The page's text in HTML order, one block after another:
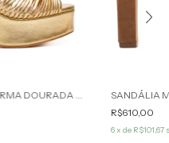
SANDÁLIA PLATAFORMA DOURADA KÊNIA WERNER
R$610,00
6x de R$101,67